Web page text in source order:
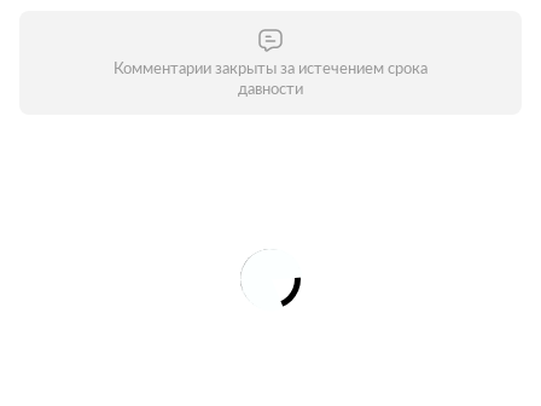
Комментарии закрыты за истечением срока
давности